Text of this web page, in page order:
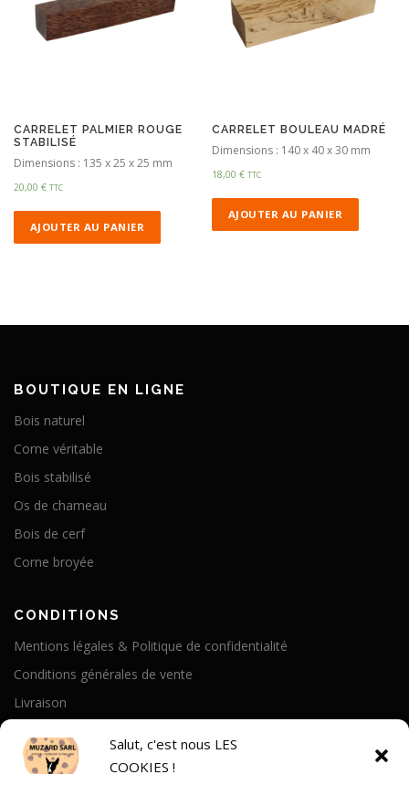
Salut, c'est nous LES
COOKIES !
CARRELET PALMIER ROUGE
STABILISÉ
Dimensions : 135 x 25 x 25 mm
20,00 € TTC
AJOUTER AU PANIER
CARRELET BOULEAU MADRÉ
Dimensions : 140 x 40 x 30 mm
18,00€ TTC
AJOUTER AU PANIER
BOUTIQUE EN LIGNE
Bois naturel
Corne véritable
Bois stabilisé
Os de chameau
Bois de cerf
Corne broyée
CONDITIONS
Mentions légales & Politique de confidentialité
Conditions générales de vente
Livraison